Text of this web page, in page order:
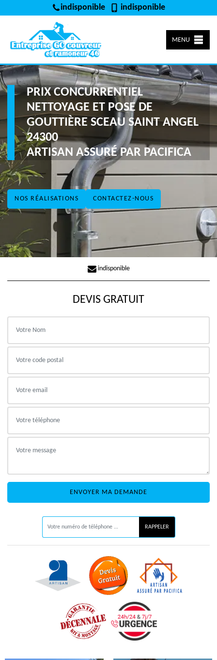
indisponible indisponible
MENU
NOS RÉALISATIONS CONTACTEZ-NOUS
PRIX CONCURRENTIEL
NETTOYAGE ET POSE DE
GOUTTIÈRE SCEAU SAINT ANGEL
24300
ARTISAN ASSURÉ PAR PACIFICA
indisponible
DEVIS GRATUIT